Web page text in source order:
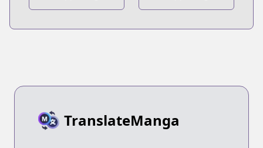
TranslateManga